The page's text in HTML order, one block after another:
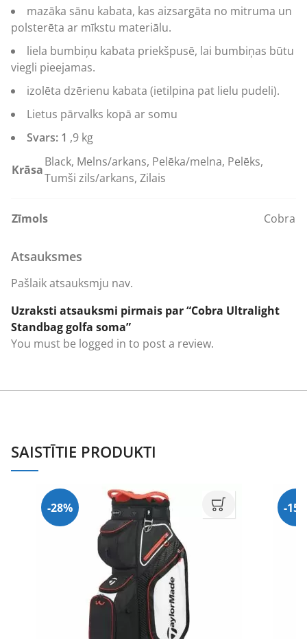
mazāka sānu kabata, kas aizsargāta no mitruma un
polsterēta ar mīkstu materiālu.
liela bumbiņu kabata priekšpusē, lai bumbiņas būtu
viegli pieejamas.
izolēta dzērienu kabata (ietilpina pat lielu pudeli).
Lietus pārvalks kopā ar somu
Svars: 1 ,9 kg
Krāsa
Black, Melns/arkans, Pelēka/melna, Pelēks,
Tumši zils/arkans, Zilais
Zīmols Cobra
Atsauksmes
Pašlaik atsauksmju nav.
Uzraksti atsauksmi pirmais par “Cobra Ultralight
Standbag golfa soma”
You must be logged in to post a review.
SAISTĪTIE PRODUKTI
-28% -